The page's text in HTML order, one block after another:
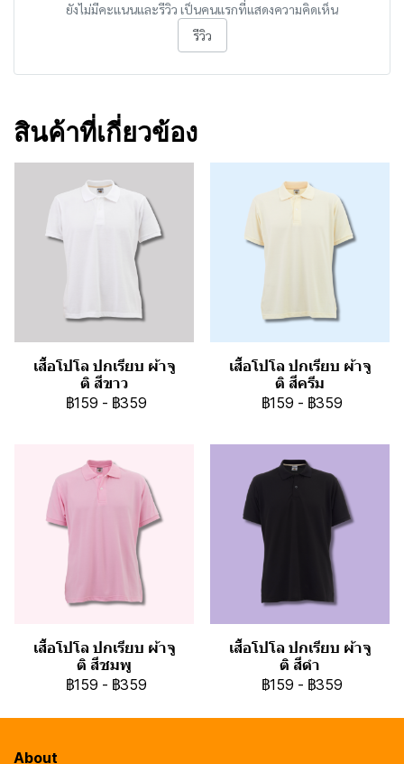
ยังไม่มีคะแนนและรีวิว เป็นคนแรกที่แสดงความคิดเห็น
รีวิว
สินค้าที่เกี่ยวข้อง
เสื้อโปโล ปกเรียบ ผ้าจู
ติ สีขาว
฿159 - ฿359
เสื้อโปโล ปกเรียบ ผ้าจู
ติ สีครีม
฿159 - ฿359
เสื้อโปโล ปกเรียบ ผ้าจู
ติ สีชมพู
฿159 - ฿359
เสื้อโปโล ปกเรียบ ผ้าจู
ติ สีดำ
฿159 - ฿359
About